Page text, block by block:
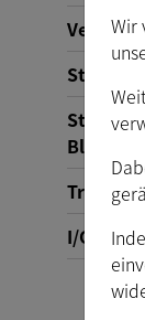
Blende
Trigger
I/O
Wir